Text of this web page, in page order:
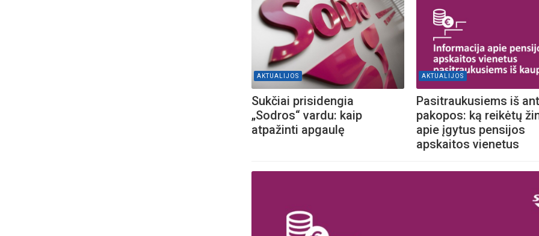
AKTUALIJOS
Sukčiai prisidengia
„Sodros“ vardu: kaip
atpažinti apgaulę
AKTUALIJOS
Pasitraukusiems iš
pakopos: ką reikėtų
apie įgytus pensijos
apskaitos vienetus